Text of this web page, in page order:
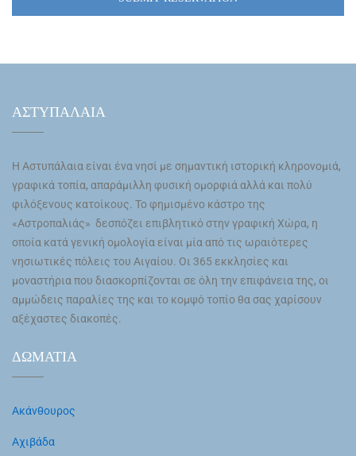
ΑΣΤΥΠΑΛΑΙΑ
Η Αστυπάλαια είναι ένα νησί με σημαντική ιστορική κληρονομιά,
γραφικά τοπία, απαράμιλλη φυσική ομορφιά αλλά και πολύ
φιλόξενους κατοίκους. Το φημισμένο κάστρο της
«Αστροπαλιάς» δεσπόζει επιβλητικό στην γραφική Χώρα, η
οποία κατά γενική ομολογία είναι μία από τις ωραιότερες
νησιωτικές πόλεις του Αιγαίου. Οι 365 εκκλησίες και
μοναστήρια που διασκορπίζονται σε όλη την επιφάνεια της, οι
αμμώδεις παραλίες της και το κομψό τοπίο θα σας χαρίσουν
αξέχαστες διακοπές.
ΔΩΜΑΤΙΑ
Ακάνθουρος
Αχιβάδα